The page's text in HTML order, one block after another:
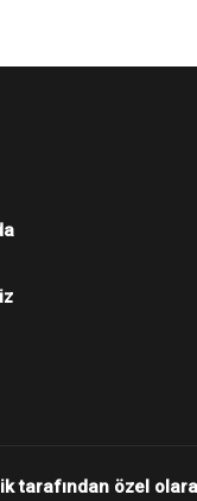
tarafından özel